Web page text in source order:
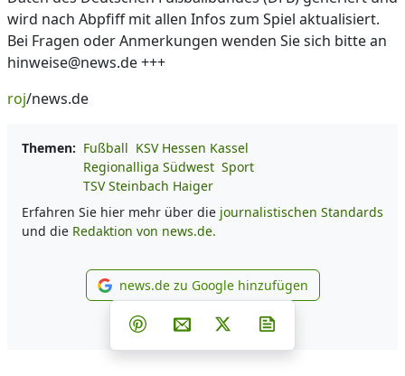
wird nach Abpfiff mit allen Infos zum Spiel aktualisiert.
Bei Fragen oder Anmerkungen wenden Sie sich bitte an
hinweise@news.de +++
roj/news.de
Themen: Fußball KSV Hessen Kassel
Regionalliga Südwest Sport
TSV Steinbach Haiger
Erfahren Sie hier mehr über die journalistischen Standards
und die Redaktion von news.de.
news.de zu Google
news.de zu Google hinzufügen
Teilen auf Facebook
Teilen auf Whatsapp
Teilen auf Telegram
Teilen auf Pinterest
Per E-Mail teilen
Post auf X